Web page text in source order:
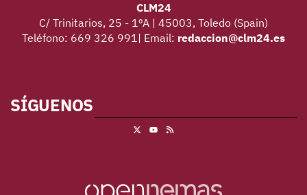
CLM24
C/ Trinitarios, 25 - 1ºA | 45003, Toledo (Spain)
Teléfono: 669 326 991| Email: redaccion@clm24.es
SÍGUENOS